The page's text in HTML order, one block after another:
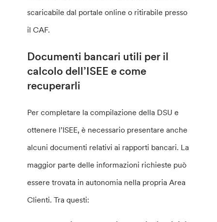
scaricabile dal portale online o ritirabile presso
il CAF.
Documenti bancari utili per il
calcolo dell’ISEE e come
recuperarli
Per completare la compilazione della DSU e
ottenere l’ISEE, è necessario presentare anche
alcuni documenti relativi ai rapporti bancari. La
maggior parte delle informazioni richieste può
essere trovata in autonomia nella propria Area
Clienti. Tra questi: